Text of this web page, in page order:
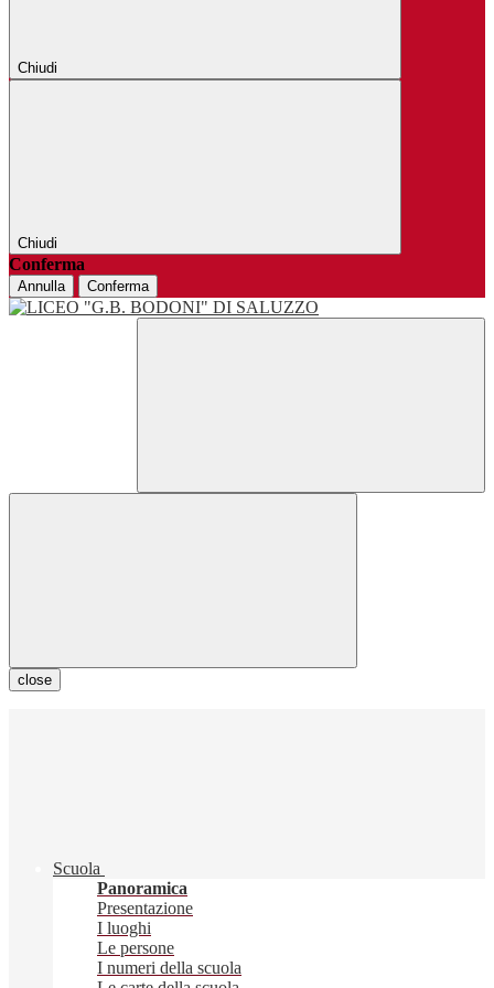
Chiudi
Chiudi
Conferma
Annulla Conferma
close
Scuola
Panoramica
Presentazione
I luoghi
Le persone
I numeri della scuola